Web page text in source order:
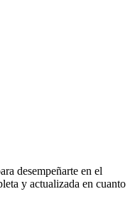
desempeñarte en el
y actualizada en cuanto